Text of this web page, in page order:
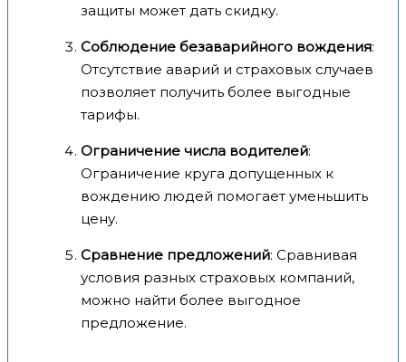
защиты может дать скидку.
Соблюдение безаварийного вождения:
Отсутствие аварий и страховых случаев
позволяет получить более выгодные
тарифы.
Ограничение числа водителей:
Ограничение круга допущенных к
вождению людей помогает уменьшить
цену.
Сравнение предложений: Сравнивая
условия разных страховых компаний,
можно найти более выгодное
предложение.